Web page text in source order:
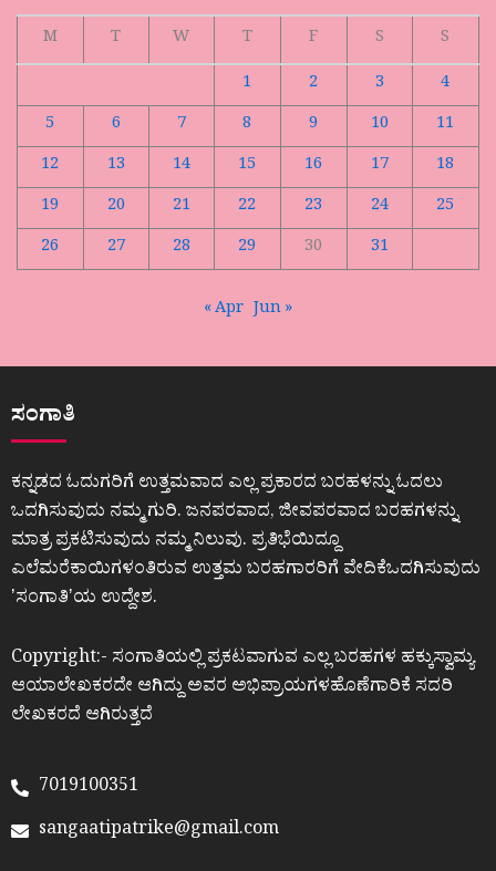
M
T W T F S
S
1
2 3
4
5
6 7 8 9 10
11
12
13 14 15 16 17
18
19
20 21 22 23 24
25
26
27 28 29 30 31
« Apr Jun »
ಸಂಗಾತಿ
ಕನ್ನಡದ ಓದುಗರಿಗೆ ಉತ್ತಮವಾದ ಎಲ್ಲ ಪ್ರಕಾರದ ಬರಹಳನ್ನು ಓದಲು
ಒದಗಿಸುವುದು ನಮ್ಮ ಗುರಿ. ಜನಪರವಾದ, ಜೀವಪರವಾದ ಬರಹಗಳನ್ನು
ಮಾತ್ರ ಪ್ರಕಟಿಸುವುದು ನಮ್ಮ ನಿಲುವು. ಪ್ರತಿಭೆಯಿದ್ದೂ
ಎಲೆಮರೆಕಾಯಿಗಳಂತಿರುವ ಉತ್ತಮ ಬರಹಗಾರರಿಗೆ ವೇದಿಕೆಒದಗಿಸುವುದು
ʼಸಂಗಾತಿʼಯ ಉದ್ದೇಶ.
Copyright:- ಸಂಗಾತಿಯಲ್ಲಿ ಪ್ರಕಟವಾಗುವ ಎಲ್ಲ ಬರಹಗಳ ಹಕ್ಕುಸ್ವಾಮ್ಯ
ಆಯಾಲೇಖಕರದೇ ಆಗಿದ್ದು ಅವರ ಅಭಿಪ್ರಾಯಗಳಹೊಣೆಗಾರಿಕೆ ಸದರಿ
ಲೇಖಕರದೆ ಆಗಿರುತ್ತದೆ
7019100351
sangaatipatrike@gmail.com